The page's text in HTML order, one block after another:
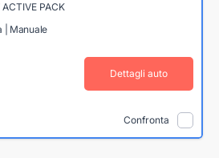
PACK
| Manuale
Dettagli auto
Confronta